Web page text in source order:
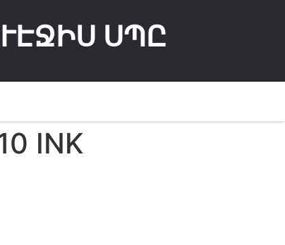
ՍՊԸ
INK